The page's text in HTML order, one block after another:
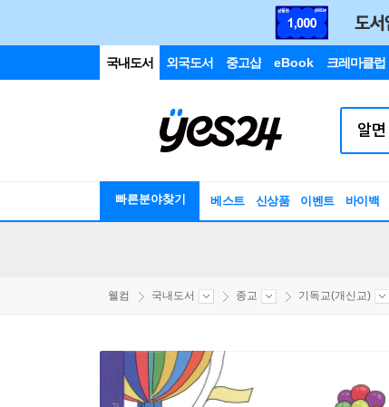
국내도서 외국도서 중고샵 eBook 크레마클럽
빠른분야찾기 베스트 신상품 이벤트 바이백
웰컴 국내도서 종교 기독교(개신교)